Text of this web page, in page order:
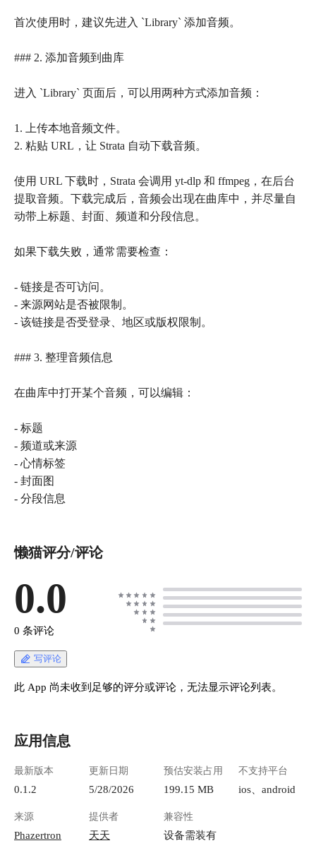
首次使用时，建议先进入 `Library` 添加音频。
### 2. 添加音频到曲库
进入 `Library` 页面后，可以用两种方式添加音频：
1. 上传本地音频文件。
2. 粘贴 URL，让 Strata 自动下载音频。
使用 URL 下载时，Strata 会调用 yt-dlp 和 ffmpeg，在后台
提取音频。下载完成后，音频会出现在曲库中，并尽量自
动带上标题、封面、频道和分段信息。
如果下载失败，通常需要检查：
- 链接是否可访问。
- 来源网站是否被限制。
- 该链接是否受登录、地区或版权限制。
### 3. 整理音频信息
在曲库中打开某个音频，可以编辑：
- 标题
- 频道或来源
- 心情标签
- 封面图
- 分段信息
懒猫评分/评论
0.0
0 条评论
写评论
此 App 尚未收到足够的评分或评论，无法显示评论列表。
应用信息
最新版本
0.1.2
更新日期
5/28/2026
预估安装占用
199.15 MB
不支持平台
ios、android
来源
Phazertron
提供者
天天
兼容性
设备需装有